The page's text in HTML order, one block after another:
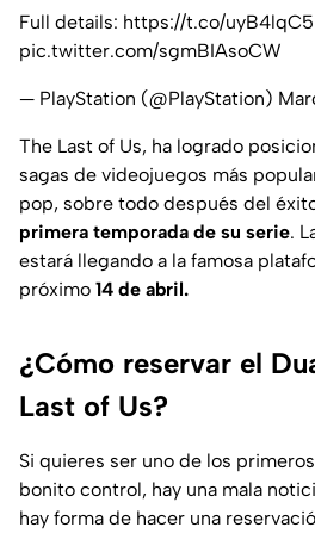
Full details: https://t.co/
pic.twitter.com/sgmBIAsoCW
— PlayStation (@PlayStation)
The Last of Us, ha logrado
sagas de videojuegos más
pop, sobre todo después del
primera temporada de su serie.
estará llegando a la famosa
próximo 14 de abril.
¿Cómo reservar el
Last of Us?
Si quieres ser uno de los
bonito control, hay una mala
hay forma de hacer una